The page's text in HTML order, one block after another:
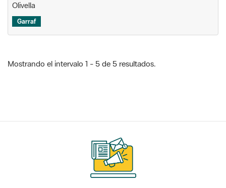
Olivella
Garraf
Mostrando el intervalo 1 - 5 de 5 resultados.